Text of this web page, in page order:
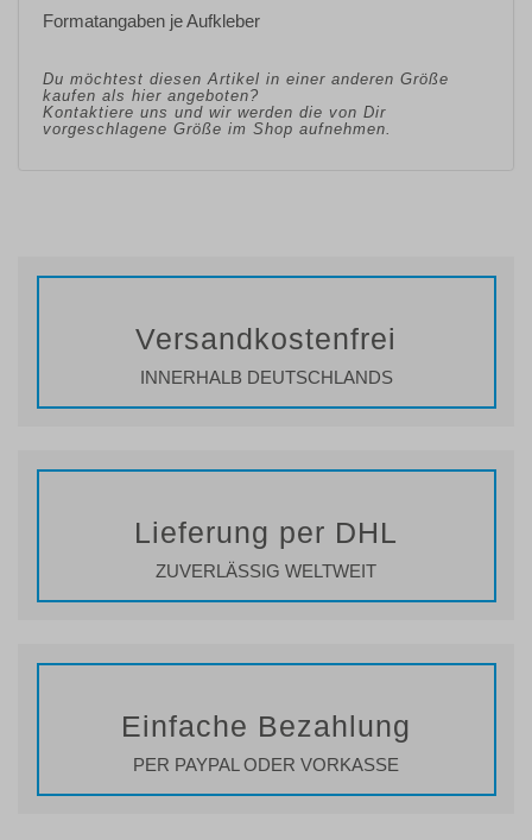
Formatangaben je Aufkleber
Du möchtest diesen Artikel in einer anderen Größe
kaufen als hier angeboten?
Kontaktiere uns und wir werden die von Dir
vorgeschlagene Größe im Shop aufnehmen.
Versandkostenfrei
INNERHALB DEUTSCHLANDS
Lieferung per DHL
ZUVERLÄSSIG WELTWEIT
Einfache Bezahlung
PER PAYPAL ODER VORKASSE